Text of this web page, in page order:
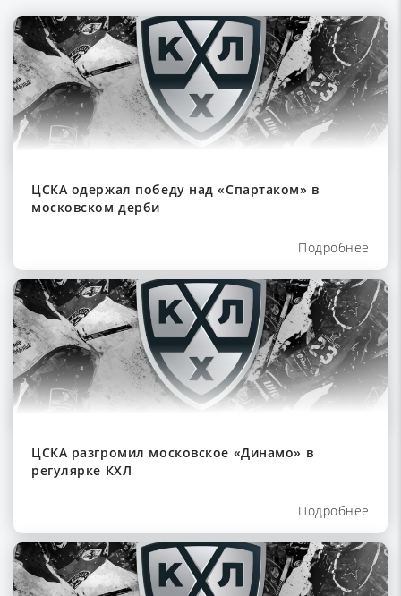
ЦСКА одержал победу над «Спартаком» в
московском дерби
Подробнее
ЦСКА разгромил московское «Динамо» в
регулярке КХЛ
Подробнее